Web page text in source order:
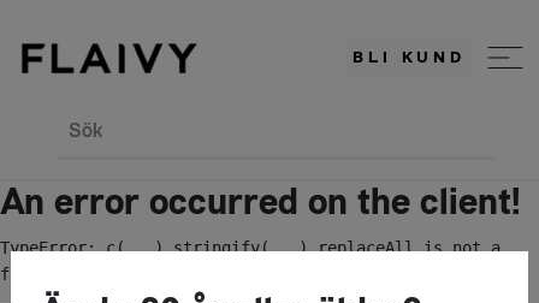
BLI KUND
Sök
An error occurred on the client!
TypeError: c(...).stringify(...).replaceAll is not a
function